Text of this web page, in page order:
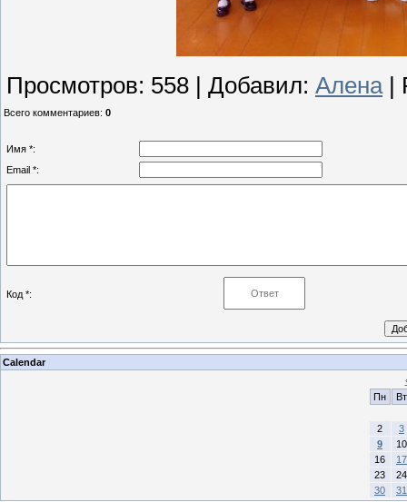
Просмотров: 558 | Добавил: Алена |
Всего комментариев: 0
Имя *:
Email *:
Код *:
Calendar
Пн
Вт
2
3
9
10
16
17
23
24
30
31